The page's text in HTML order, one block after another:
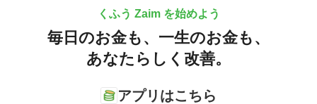
くふう Zaim を始めよう
毎日のお金も、 一生のお金も、
あなたらしく改善。
アプリはこちら